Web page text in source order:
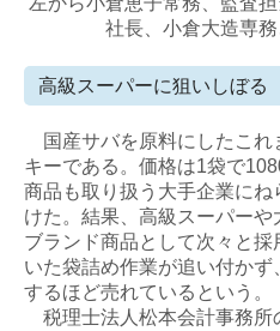
社長、小倉大造専
高級スーパーに狙いしぼる
国産サバを原料にしたこれ
キーである。価格は1袋で
商品も取り扱う大手企業に
けた。結果、高級スーパーや
ブランド商品として次々と
いた袋詰め作業が追い付か
するほど売れているという。
税理士法人松本会計事務所